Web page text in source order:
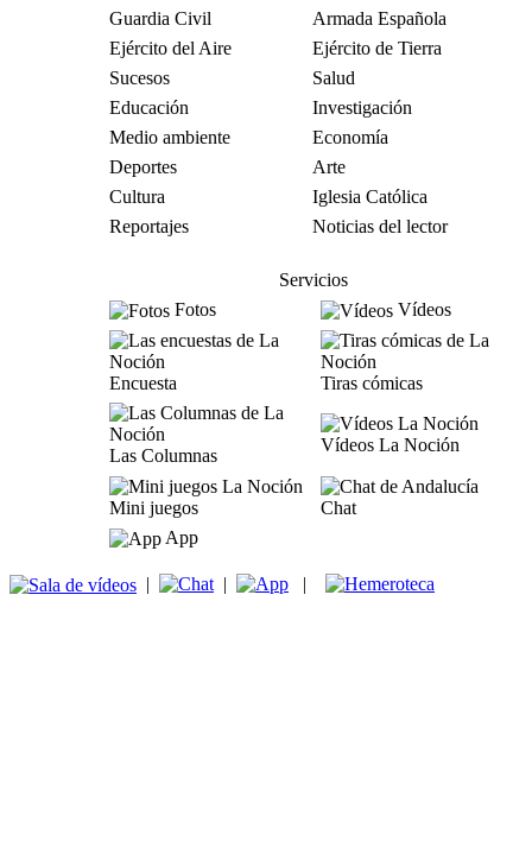
Guardia Civil
Armada Española
Ejército del Aire
Ejército de Tierra
Sucesos
Salud
Educación
Investigación
Medio ambiente
Economía
Deportes
Arte
Cultura
Iglesia Católica
Reportajes
Noticias del lector
Servicios
Fotos
Vídeos
Encuesta Tiras cómicas
Las Columnas
Vídeos La Noción
Mini juegos
Chat
App
| | |